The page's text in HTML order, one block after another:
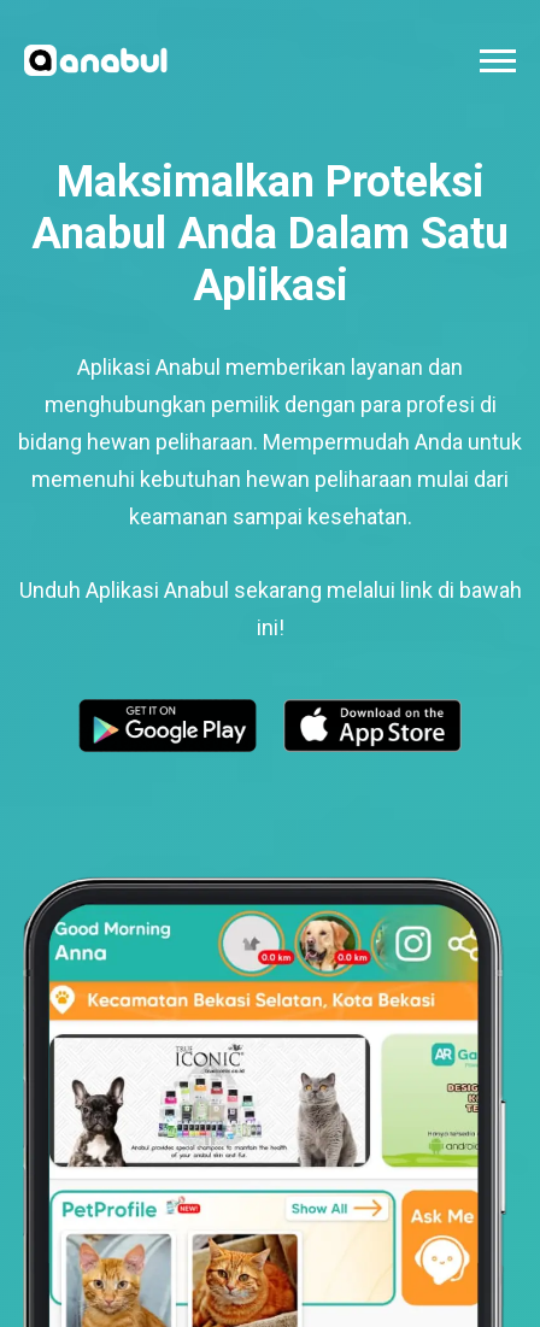
Maksimalkan Proteksi
Anabul Anda Dalam Satu
Aplikasi
Aplikasi Anabul memberikan layanan dan
menghubungkan pemilik dengan para profesi di
bidang hewan peliharaan. Mempermudah Anda untuk
memenuhi kebutuhan hewan peliharaan mulai dari
keamanan sampai kesehatan.
Unduh Aplikasi Anabul sekarang melalui link di bawah
ini!